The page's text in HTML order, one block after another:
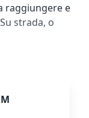
raggiungere e
strada, o